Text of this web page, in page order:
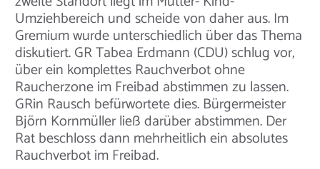
Umziehbereich und scheide von daher aus. Im
Gremium wurde unterschiedlich über das Thema
diskutiert. GR Tabea Erdmann (CDU) schlug vor,
über ein komplettes Rauchverbot ohne
Raucherzone im Freibad abstimmen zu lassen.
GRin Rausch befürwortete dies. Bürgermeister
Björn Kornmüller ließ darüber abstimmen. Der
Rat beschloss dann mehrheitlich ein absolutes
Rauchverbot im Freibad.